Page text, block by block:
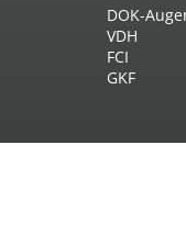
DOK-
VDH
FCI
GKF